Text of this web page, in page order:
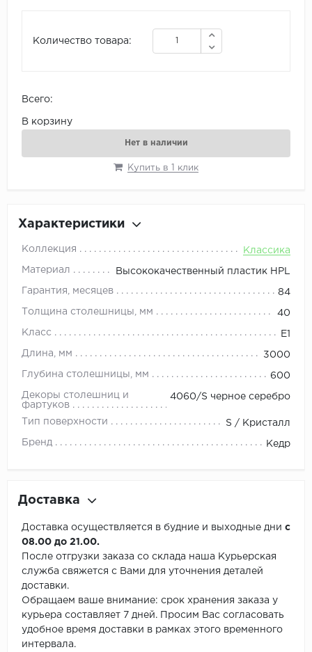
Количество товара:
Всего:
В корзину
Нет в наличии
Купить в 1 клик
Характеристики
Коллекция Классика
Материал Высококачественный пластик HPL
Гарантия, месяцев 84
Толщина столешницы, мм 40
Класс E1
Длина, мм 3000
Глубина столешницы, мм 600
Декоры столешниц и
фартуков
4060/S черное серебро
Тип поверхности S / Кристалл
Бренд Кедр
Доставка
Доставка осуществляется в будние и выходные дни с
08.00 до 21.00.
После отгрузки заказа со склада наша Курьерская
служба свяжется с Вами для уточнения деталей
доставки.
Обращаем ваше внимание: срок хранения заказа у
курьера составляет 7 дней. Просим Вас согласовать
удобное время доставки в рамках этого временного
интервала.